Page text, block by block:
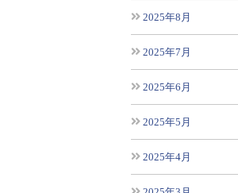
2025年8月
2025年7月
2025年6月
2025年5月
2025年4月